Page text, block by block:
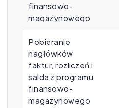
finansowo-
magazynowego
Pobieranie
nagłówków
faktur, rozliczeń i
salda z programu
finansowo-
magazynowego